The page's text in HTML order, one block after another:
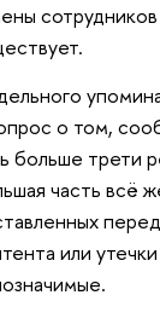
о том,
больше трети
часть всё
или